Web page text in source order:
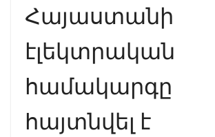
Հայաստանի
էլեկտրական
համակարգը
հայտնվել է